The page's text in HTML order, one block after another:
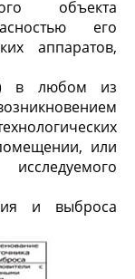
объекта
его
аппаратов,
в любом из
или
и выброса